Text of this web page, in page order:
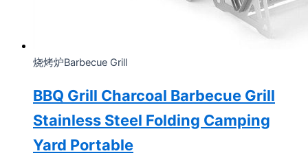
烧烤炉Barbecue Grill
BBQ Grill Charcoal Barbecue Grill
Stainless Steel Folding Camping
Yard Portable